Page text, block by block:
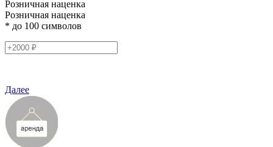
Розничная наценка
Розничная наценка
* до 100 символов
Далее